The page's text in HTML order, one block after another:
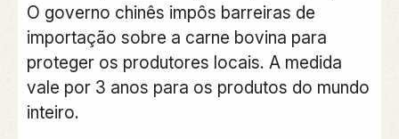
O governo chinês impôs barreiras de
importação sobre a carne bovina para
proteger os produtores locais. A medida
vale por 3 anos para os produtos do mundo
inteiro.